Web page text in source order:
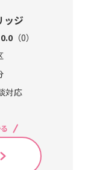
ッジ
0.0 （0）
対応